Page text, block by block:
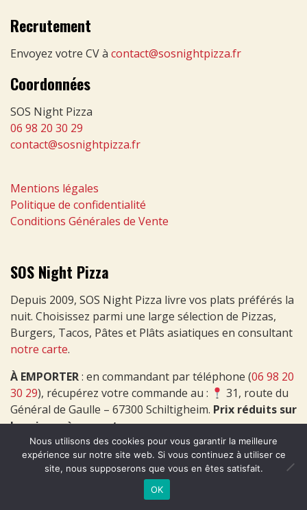
Recrutement
Envoyez votre CV à contact@sosnightpizza.fr
Coordonnées
SOS Night Pizza
06 98 20 30 29
contact@sosnightpizza.fr
Mentions légales
Politique de confidentialité
Conditions Générales de Vente
SOS Night Pizza
Depuis 2009, SOS Night Pizza livre vos plats préférés la
nuit. Choisissez parmi une large sélection de Pizzas,
Burgers, Tacos, Pâtes et Plâts asiatiques en consultant
notre carte.
À EMPORTER: en commandant par téléphone (06 98 20
30 29), récupérez votre commande au :
31, route du
Général de Gaulle – 67300 Schiltigheim. Prix réduits sur
les pizzas à emporter.
Nous utilisons des cookies pour vous garantir la meilleure
expérience sur notre site web. Si vous continuez à utiliser ce
site, nous supposerons que vous en êtes satisfait.
OK